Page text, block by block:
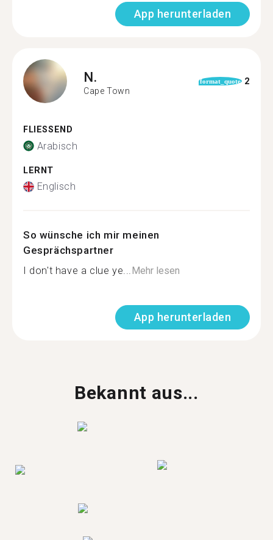
App herunterladen
N.
Cape Town
format_quote 2
FLIESSEND
Arabisch
LERNT
Englisch
So wünsche ich mir meinen
Gesprächspartner
I don't have a clue ye...Mehr lesen
App herunterladen
Bekannt aus...